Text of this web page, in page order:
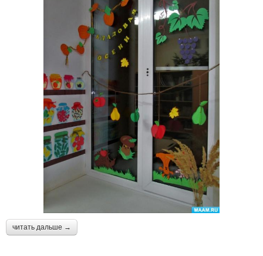
читать дальше →